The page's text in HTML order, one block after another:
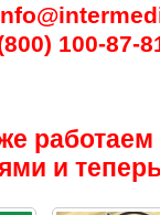
100-87-
работаем
и